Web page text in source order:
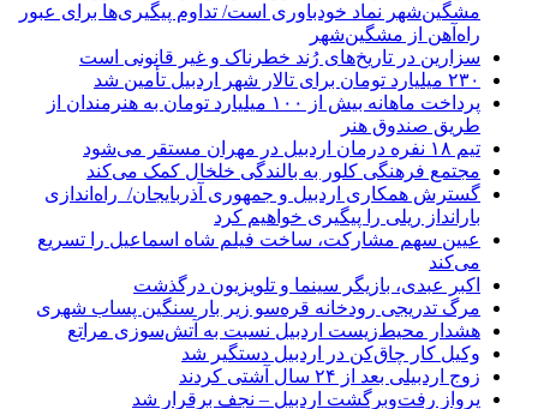
مشگین‌شهر نماد خودباوری است/ تداوم پیگیری‌ها برای عبور
راه‌آهن از مشگین‌شهر
سزارین در تاریخ‌های رُند خطرناک و غیر قانونی است
۲۳۰ میلیارد تومان برای تالار شهر اردبیل تأمین شد
پرداخت ماهانه بیش از ۱۰۰ میلیارد تومان به هنرمندان از
طریق صندوق هنر
تیم ۱۸ نفره درمان اردبیل در مهران مستقر می‌شود
مجتمع فرهنگی کلور به بالندگی خلخال کمک می‌کند
گسترش همکاری اردبیل و جمهوری آذربایجان/ راه‌اندازی
بارانداز ریلی را پیگیری خواهیم کرد
عیین سهم مشارکت، ساخت فیلم شاه‌ اسماعیل را تسریع
می‌کند
اکبر عبدی، بازیگر سینما و تلویزیون درگذشت
مرگ تدریجی رودخانه قره‌سو زیر بار سنگین پساب شهری
هشدار محیط‌زیست اردبیل نسبت به آتش‌سوزی مراتع
وکیل کار چاق‌کن در اردبیل دستگیر شد
زوج اردبیلی بعد از ۲۴ سال آشتی کردند
پرواز رفت‌وبرگشت اردبیل – نجف برقرار شد